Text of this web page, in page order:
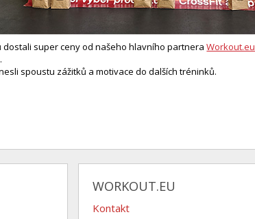
dostali super ceny od našeho hlavního partneraWorkout.eu
spoustu zážitků a motivace do dalších tréninků.
WORKOUT.EU
Kontakt